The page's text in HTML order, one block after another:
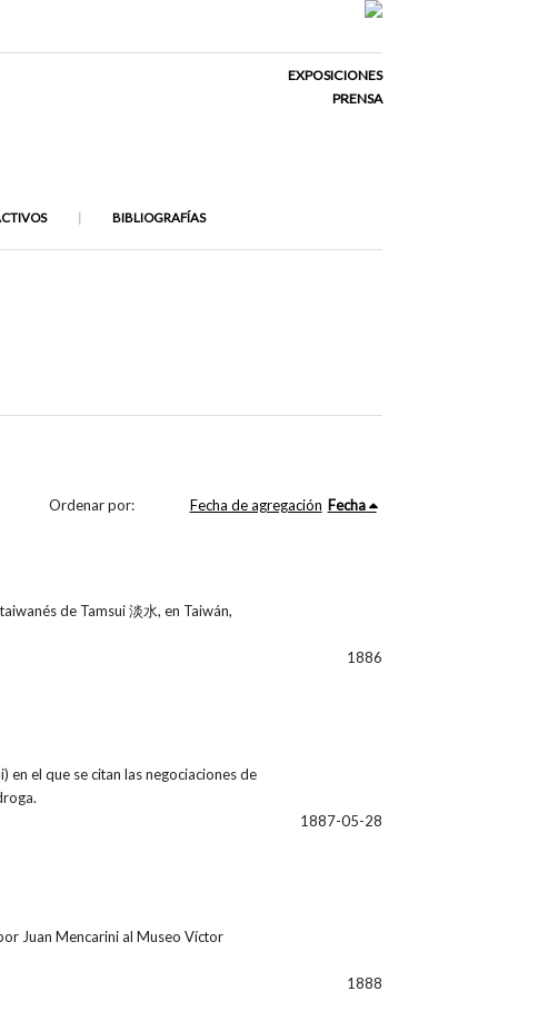
EXPOSICIONES
PRENSA
BIBLIOGRAFÍAS
Ordenar por: Fecha de agregación Fecha
de Tamsui 淡水, en Taiwán,
1886
en el que se citan las negociaciones de
1887-05-28
Juan Mencarini al Museo Víctor
1888